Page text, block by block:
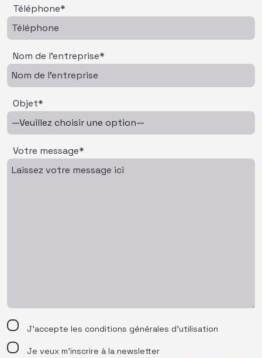
Téléphone*
Nom de l'entreprise*
Objet*
Votre message*
J’accepte les conditions générales d’utilisation
Je veux m'inscrire à la newsletter